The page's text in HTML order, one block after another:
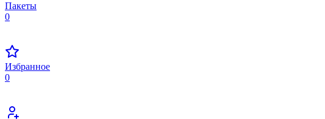
Пакеты
0
Избранное
0